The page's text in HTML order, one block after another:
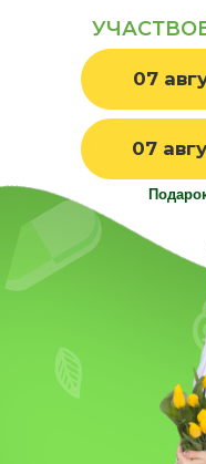
07
07